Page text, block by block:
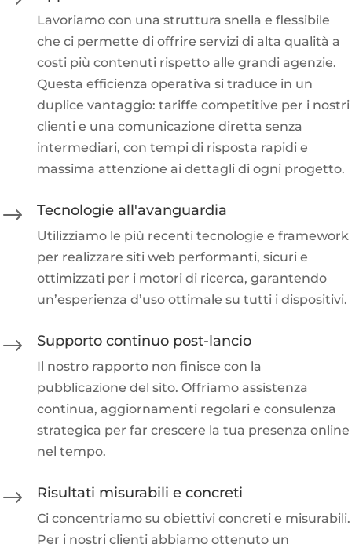
Lavoriamo con una struttura snella e flessibile
che ci permette di offrire servizi di alta qualità a
costi più contenuti rispetto alle grandi agenzie.
Questa efficienza operativa si traduce in un
duplice vantaggio: tariffe competitive per i nostri
clienti e una comunicazione diretta senza
intermediari, con tempi di risposta rapidi e
massima attenzione ai dettagli di ogni progetto.
$ Tecnologie all'avanguardia
Utilizziamo le più recenti tecnologie e framework
per realizzare siti web performanti, sicuri e
ottimizzati per i motori di ricerca, garantendo
un’esperienza d’uso ottimale su tutti i dispositivi.
$ Supporto continuo post-lancio
Il nostro rapporto non finisce con la
pubblicazione del sito. Offriamo assistenza
continua, aggiornamenti regolari e consulenza
strategica per far crescere la tua presenza online
nel tempo.
$ Risultati misurabili e concreti
Ci concentriamo su obiettivi concreti e misurabili.
Per i nostri clienti abbiamo ottenuto un